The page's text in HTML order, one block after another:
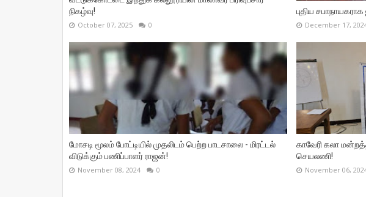
நிகழ்வு!
October 07, 2025 0
புதிய
December 17,
மோசடி மூலம் போட்டியில் முதலிடம் பெற்ற பாடசாலை - மிரட்டல்
விடுக்கும் பணிப்பாளர் ராஜன்!
November 08, 2024 0
காவேரி கலா
செயலணி!
November 06,